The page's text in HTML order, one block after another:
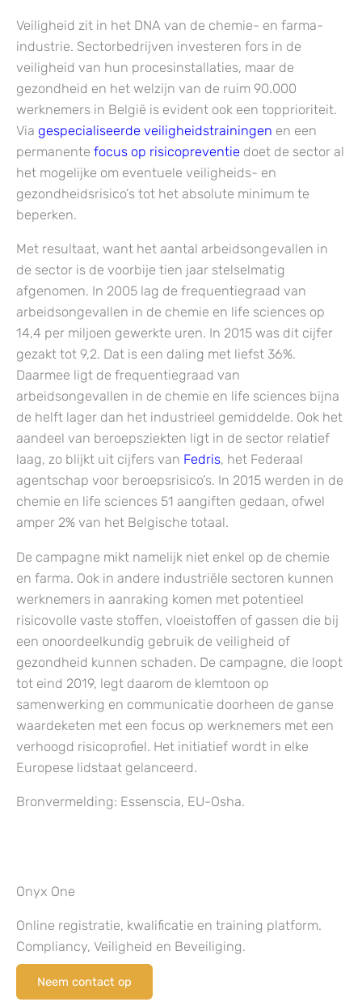
Veiligheid zit in het DNA van de chemie- en farma-
industrie. Sectorbedrijven investeren fors in de
veiligheid van hun procesinstallaties, maar de
gezondheid en het welzijn van de ruim 90.000
werknemers in België is evident ook een topprioriteit.
Via gespecialiseerde veiligheidstrainingen en een
permanente focus op risicopreventie doet de sector al
het mogelijke om eventuele veiligheids- en
gezondheidsrisico’s tot het absolute minimum te
beperken.
Met resultaat, want het aantal arbeidsongevallen in
de sector is de voorbije tien jaar stelselmatig
afgenomen. In 2005 lag de frequentiegraad van
arbeidsongevallen in de chemie en life sciences op
14,4 per miljoen gewerkte uren. In 2015 was dit cijfer
gezakt tot 9,2. Dat is een daling met liefst 36%.
Daarmee ligt de frequentiegraad van
arbeidsongevallen in de chemie en life sciences bijna
de helft lager dan het industrieel gemiddelde. Ook het
aandeel van beroepsziekten ligt in de sector relatief
laag, zo blijkt uit cijfers van Fedris, het Federaal
agentschap voor beroepsrisico’s. In 2015 werden in de
chemie en life sciences 51 aangiften gedaan, ofwel
amper 2% van het Belgische totaal.
De campagne mikt namelijk niet enkel op de chemie
en farma. Ook in andere industriële sectoren kunnen
werknemers in aanraking komen met potentieel
risicovolle vaste stoffen, vloeistoffen of gassen die bij
een onoordeelkundig gebruik de veiligheid of
gezondheid kunnen schaden. De campagne, die loopt
tot eind 2019, legt daarom de klemtoon op
samenwerking en communicatie doorheen de ganse
waardeketen met een focus op werknemers met een
verhoogd risicoprofiel. Het initiatief wordt in elke
Europese lidstaat gelanceerd.
Bronvermelding: Essenscia, EU-Osha.
Onyx One
Online registratie, kwalificatie en training platform.
Compliancy, Veiligheid en Beveiliging.
Neem contact op